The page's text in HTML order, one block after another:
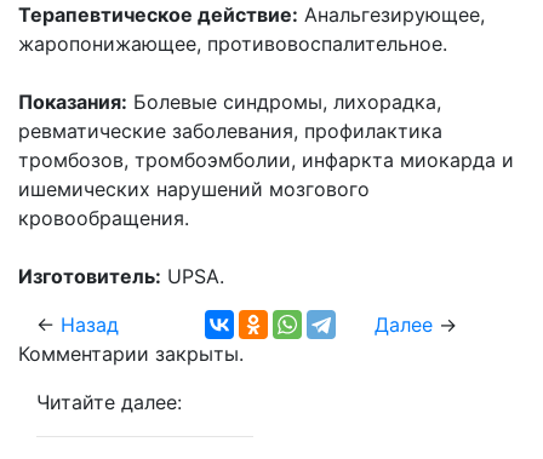
Терапевтическое действие: Анальгезирующее,
жаропонижающее, противовоспалительное.
Показания: Болевые синдромы, лихорадка,
ревматические заболевания, профилактика
тромбозов, тромбоэмболии, инфаркта миокарда и
ишемических нарушений мозгового
кровообращения.
Изготовитель: UPSA.
← Назад Далее→
Комментарии закрыты.
Читайте далее: